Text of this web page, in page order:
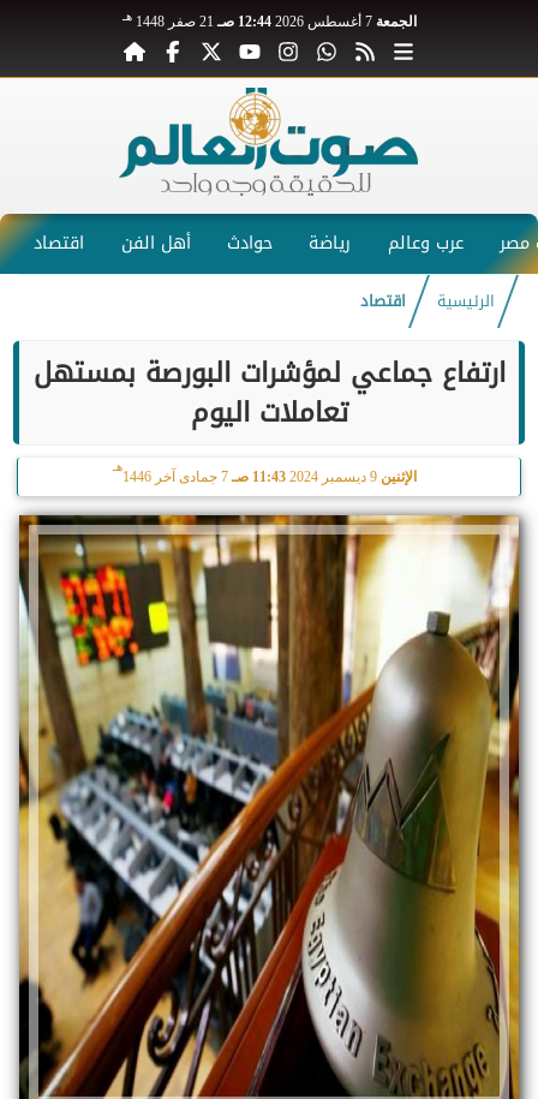
الجمعة 7 أغسطس 2026 12:44 صـ 21 صفر 1448 هـ
عرب وعالم رياضة حوادث أهل الفن اقتصاد
الرئيسية اقتصاد
ارتفاع جماعي لمؤشرات البورصة بمستهل
تعاملات اليوم
الإثنين 9 ديسمبر 2024 11:43 صـ 7 جمادى آخر 1446
هـ